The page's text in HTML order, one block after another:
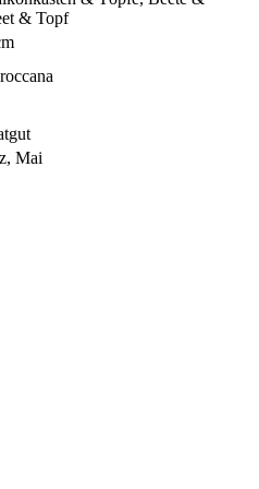
& Topf
Mai